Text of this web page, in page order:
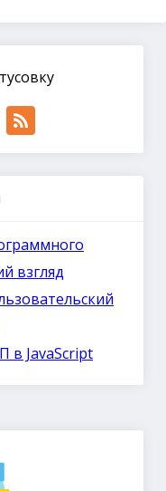
взгляд
в JavaScript